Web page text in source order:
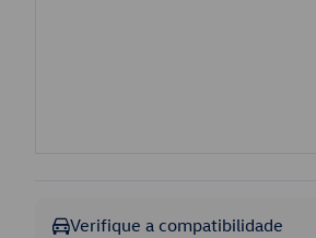
Verifique a compatibilidade